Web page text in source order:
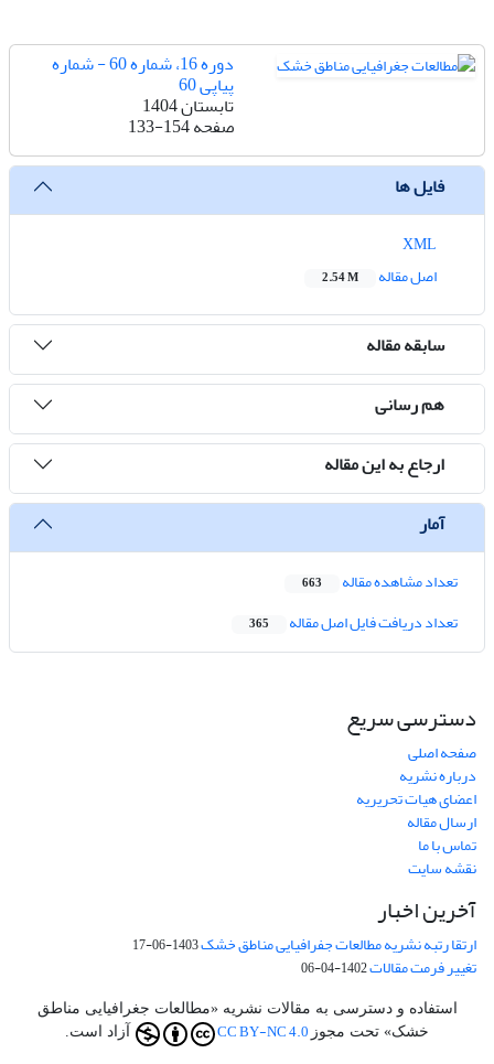
دوره 16، شماره 60 - شماره
پیاپی 60
تابستان 1404
صفحه133-154
فایل ها
اصل مقاله
2.54 M
سابقه مقاله
هم رسانی
ارجاع به این مقاله
آمار
تعداد مشاهده مقاله 663
تعداد دریافت فایل اصل مقاله 365
دسترسی سریع
صفحه اصلی
درباره نشریه
اعضای هیات تحریریه
ارسال مقاله
تماس با ما
نقشه سایت
آخرین اخبار
ارتقا رتبه نشریه مطالعات جفرافیایی مناطق خشک1403-06-17
تغییر فرمت مقالات1402-04-06
استفاده و دسترسی به مقالات نشریه «مطالعات جغرافیایی مناطق
خشک» تحت مجوز CC BY-NC 4.0 آزاد است.